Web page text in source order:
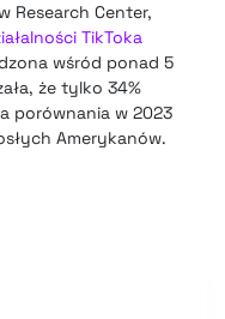
Research Center,
TikToka
wśród ponad 5
że tylko 34%
porównania w 2023
Amerykanów.